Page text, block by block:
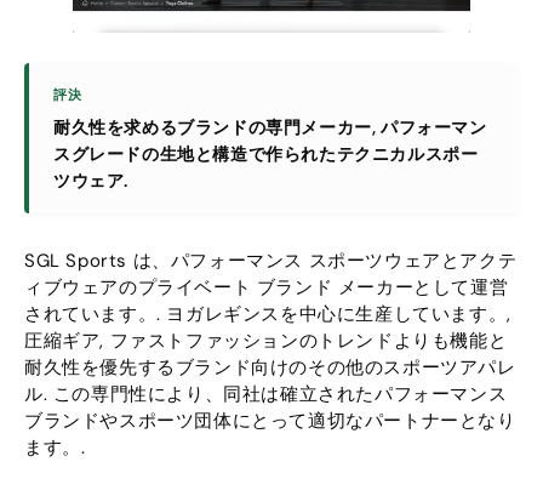
評決
耐久性を求めるブランドの専門メーカー, パフォーマン
スグレードの生地と構造で作られたテクニカルスポー
ツウェア.
SGL Sports は、パフォーマンス スポーツウェアとアクテ
ィブウェアのプライベート ブランド メーカーとして運営
されています。. ヨガレギンスを中心に生産しています。,
圧縮ギア, ファストファッションのトレンドよりも機能と
耐久性を優先するブランド向けのその他のスポーツアパレ
ル. この専門性により、同社は確立されたパフォーマンス
ブランドやスポーツ団体にとって適切なパートナーとなり
ます。.